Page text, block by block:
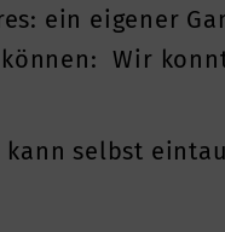
ein eigener
Wir
selbst